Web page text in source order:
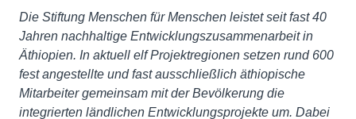
Die Stiftung Menschen für Menschen leistet seit fast 40
Jahren nachhaltige Entwicklungszu­sammenarbeit in
Äthiopien. In aktuell elf Projektregionen setzen rund 600
fest angestellte und fast ausschließlich äthiopische
Mitarbeiter gemeinsam mit der Bevölkerung die
integrierten ländlichen Entwicklungsprojekte um. Dabei